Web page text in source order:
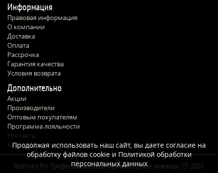
Информация
Правовая информация
О компании
Доставка
Оплата
Рассрочка
Гарантия качества
Условия возврата
Дополнительно
Акции
Производители
Оптовым покупателям
Программа лояльности
Контакты
Карта сайта
Nozhnicy.Pro Профессиональные парикмахерские ножницы 2026
Продолжая использовать наш сайт, вы даете согласие на
обработку файлов cookie иПолитикой обработки
персональных данных